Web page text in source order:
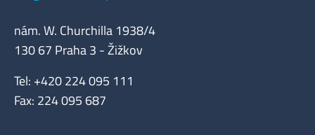
nám. W. Churchilla 1938/4
130 67 Praha 3 - Žižkov
Tel: +420 224 095 111
Fax: 224 095 687